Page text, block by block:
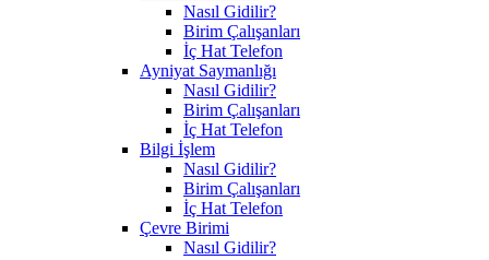
Nasıl Gidilir?
Birim Çalışanları
İç Hat Telefon
Ayniyat Saymanlığı
Nasıl Gidilir?
Birim Çalışanları
İç Hat Telefon
Bilgi İşlem
Nasıl Gidilir?
Birim Çalışanları
İç Hat Telefon
Çevre Birimi
Nasıl Gidilir?